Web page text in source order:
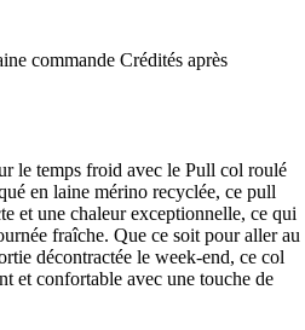
commande Crédités après
le temps froid avec le Pull col roulé
en laine mérino recyclée, ce pull
et une chaleur exceptionnelle, ce qui
fraîche. Que ce soit pour aller au
décontractée le week-end, ce col
et confortable avec une touche de